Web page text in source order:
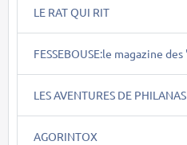
LE RAT QUI RIT
FESSEBOUSE:le magazine des
LES AVENTURES DE
AGORINTOX